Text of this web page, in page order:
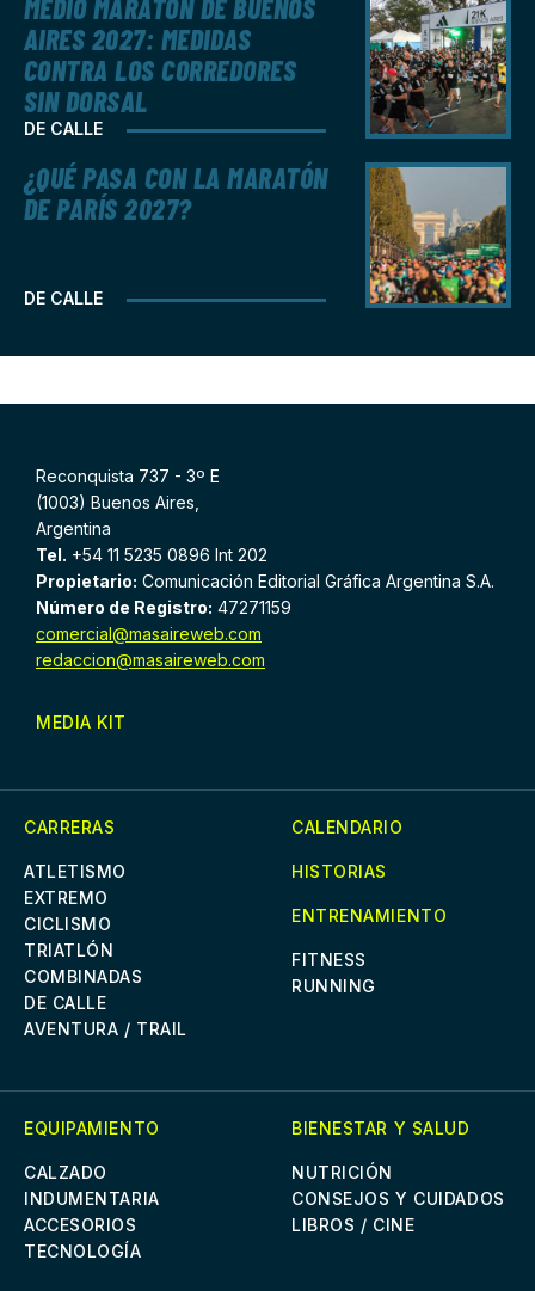
DE CALLE
MEDIO MARATÓN DE BUENOS
AIRES 2027: MEDIDAS
CONTRA LOS CORREDORES
SIN DORSAL
DE CALLE
¿QUÉ PASA CON LA MARATÓN
DE PARÍS 2027?
Reconquista 737 - 3º E
(1003) Buenos Aires,
Argentina
Tel. +54 11 5235 0896 Int 202
Propietario: Comunicación Editorial Gráfica Argentina S.A.
Número de Registro: 47271159
comercial@masaireweb.com
redaccion@masaireweb.com
MEDIA KIT
CARRERAS
ATLETISMO
EXTREMO
CICLISMO
TRIATLÓN
COMBINADAS
DE CALLE
AVENTURA / TRAIL
CALENDARIO
HISTORIAS
ENTRENAMIENTO
FITNESS
RUNNING
EQUIPAMIENTO
CALZADO
INDUMENTARIA
ACCESORIOS
TECNOLOGÍA
BIENESTAR Y SALUD
NUTRICIÓN
CONSEJOS Y CUIDADOS
LIBROS / CINE